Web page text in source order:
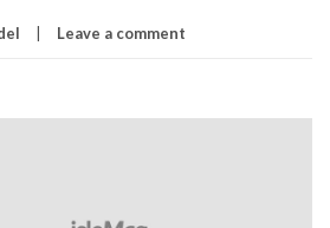
Leave a comment